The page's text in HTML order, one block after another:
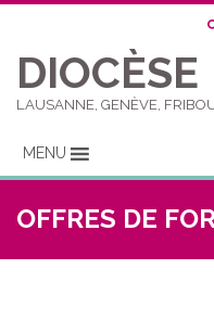
DIOCÈSE
LAUSANNE, GENÈVE,
MENU
OFFRES DE